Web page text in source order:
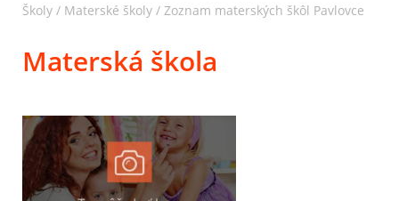
Školy / Materské školy / Zoznam materských škôl Pavlovce
Materská škola